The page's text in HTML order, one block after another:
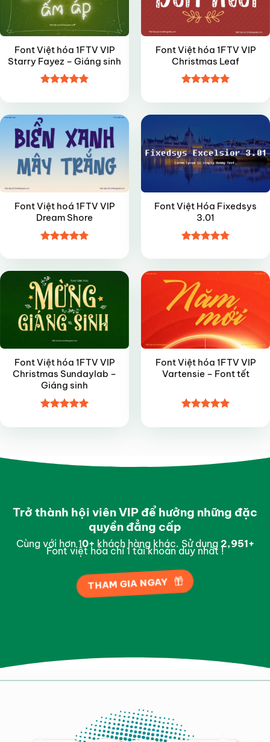
Font Việt hóa 1FTV VIP
Starry Fayez – Giáng sinh
hạng55
sao
Font Việt hóa 1FTV VIP
Christmas Leaf
hạng55
sao
Font Việt hoá 1FTV VIP
Dream Shore
hạng4.95
sao
Font Việt Hóa Fixedsys
3.01
hạng4.85
sao
Font Việt hóa 1FTV VIP
Christmas Sundaylab –
Giáng sinh
hạng55
Font Việt hóa 1FTV VIP
Vartensie – Font tết
hạng4.95
Trở thành hội viên VIP để hưởng những đặc
quyền đẳng cấp
Cùng với hơn 10+khách hàng khác. Sử dụng 2,997+
Font việt hóa chỉ 1 tài khoản duy nhất !
THAM GIA NGAY